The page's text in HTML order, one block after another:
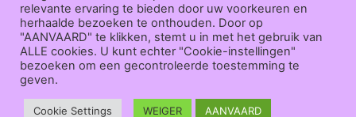
Over
ons|Bedrijfsgegevens| F.A.Q.|Bestelprocedure | Betaling
ending | Retourneren|Herroepingsrecht|Herroepingsfunctie
ederverkoop|Bedrukken|Contact
Algemene voorwaarden
Maxisafety.nl © 2026
relevante ervaring te bieden door uw voorkeuren en
herhaalde bezoeken te onthouden. Door op
"AANVAARD" te klikken, stemt u in met het gebruik van
ALLE cookies. U kunt echter "Cookie-instellingen"
bezoeken om een gecontroleerde toestemming te
geven.
Cookie Settings WEIGER AANVAARD